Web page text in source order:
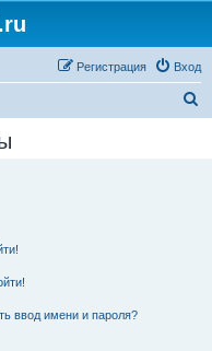
Вход
Регистрация
ввод имени и пароля?